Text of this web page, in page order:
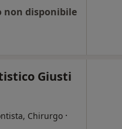
non disponibile
Giusti
Chirurgo ·